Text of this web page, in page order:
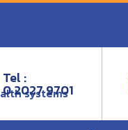
systems
Tel :
0 2027 9701